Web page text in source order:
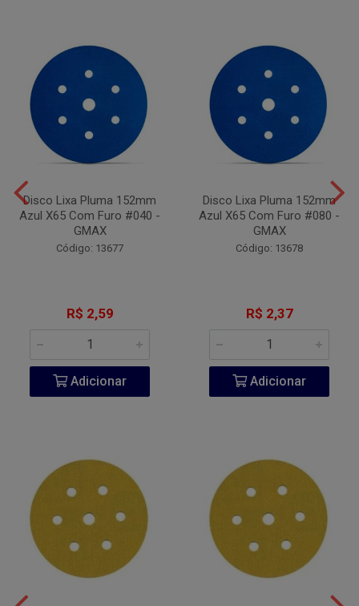
Disco Lixa Pluma 152mm
Azul X65 Com Furo #040 -
GMAX
Código: 13677
R$ 2,59
Adicionar
Disco Lixa Pluma 152mm
Azul X65 Com Furo #080 -
GMAX
Código: 13678
R$ 2,37
Adicionar